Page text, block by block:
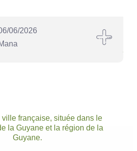
06/2026
ville française, située dans le
la Guyane et la région de la
Guyane.